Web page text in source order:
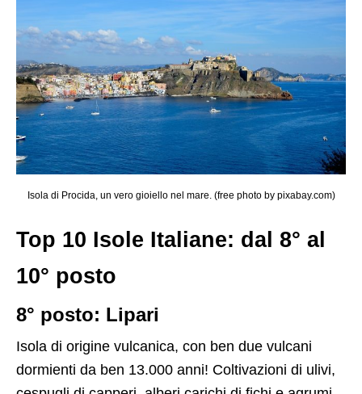
Isola di Procida, un vero gioiello nel mare. (free photo by pixabay.com)
Top 10 Isole Italiane: dal 8° al
10° posto
8° posto: Lipari
Isola di origine vulcanica, con ben due vulcani
dormienti da ben 13.000 anni! Coltivazioni di ulivi,